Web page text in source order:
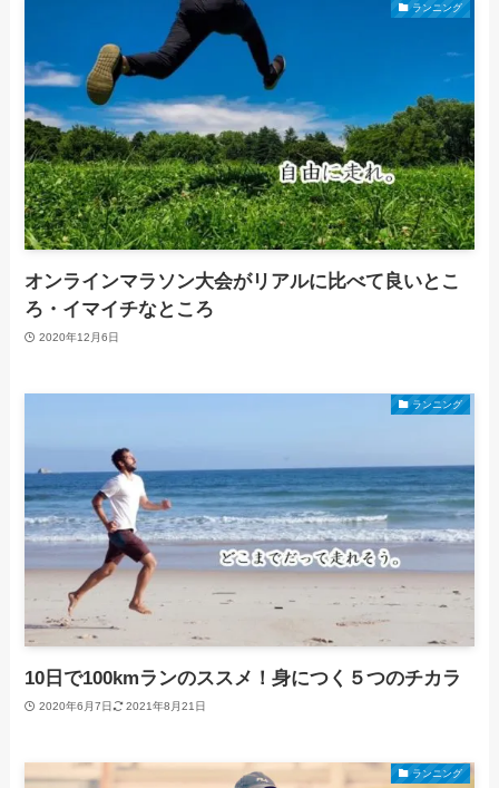
ランニング
オンラインマラソン大会がリアルに比べて良いとこ
ろ・イマイチなところ
2020年12月6日
ランニング
10日で100kmランのススメ！身につく５つのチカラ
2020年6月7日 2021年8月21日
ランニング